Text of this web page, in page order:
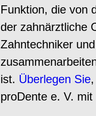
Funktion, die von
der zahnärztliche
Zahntechniker
ist. Überlegen Sie
proDente e. V.